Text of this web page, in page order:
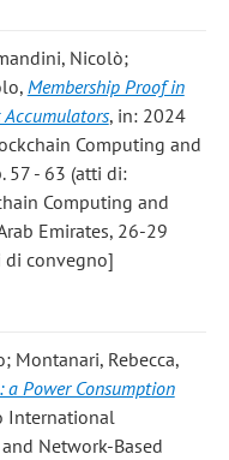
Nicolò;
, Membership Proof in
, in: 2024
Computing and
57 - 63 (atti di:
Computing and
Emirates, 26-29
di convegno]
Montanari, Rebecca,
a Power Consumption
International
Network-Based